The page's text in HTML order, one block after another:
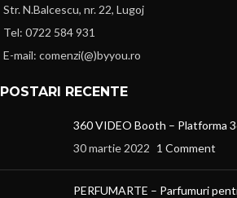
Str. N.Balcescu, nr. 22, Lugoj
Tel: 0722 584 931
E-mail: comenzi(@)byyou.ro
POSTARI RECENTE
360 VIDEO Booth – Platforma
30 martie 2022 1 Comment
PERFUMARTE – Parfumuri